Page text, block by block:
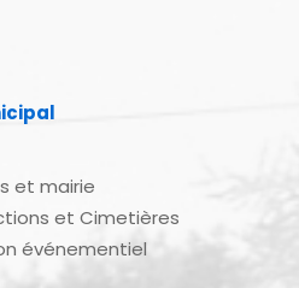
et mairie
et Cimetières
événementiel